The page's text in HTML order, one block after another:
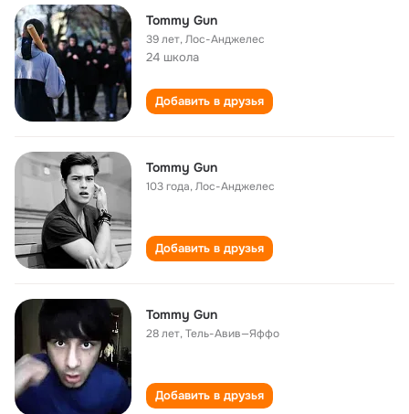
Tommy Gun
39 лет,Лос-Анджелес
24 школа
Добавить в друзья
Tommy Gun
103 года,Лос-Анджелес
Добавить в друзья
Tommy Gun
28 лет,Тель-Авив—Яффо
Добавить в друзья